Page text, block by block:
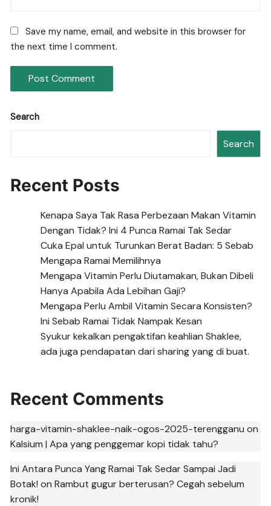
Save my name, email, and website in this browser for
the next time I comment.
Search
Search
Recent Posts
Kenapa Saya Tak Rasa Perbezaan Makan Vitamin
Dengan Tidak? Ini 4 Punca Ramai Tak Sedar
Cuka Epal untuk Turunkan Berat Badan: 5 Sebab
Mengapa Ramai Memilihnya
Mengapa Vitamin Perlu Diutamakan, Bukan Dibeli
Hanya Apabila Ada Lebihan Gaji?
Mengapa Perlu Ambil Vitamin Secara Konsisten?
Ini Sebab Ramai Tidak Nampak Kesan
Syukur kekalkan pengaktifan keahlian Shaklee,
ada juga pendapatan dari sharing yang di buat.
Recent Comments
harga-vitamin-shaklee-naik-ogos-2025-terengganu on
Kalsium | Apa yang penggemar kopi tidak tahu?
Ini Antara Punca Yang Ramai Tak Sedar Sampai Jadi
Botak! onRambut gugur berterusan? Cegah sebelum
kronik!